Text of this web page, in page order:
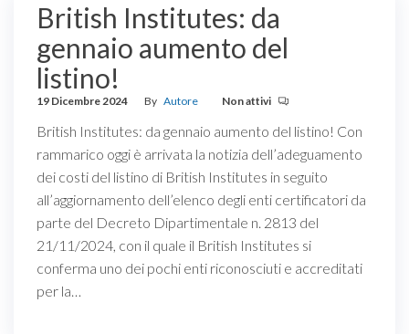
British Institutes: da
gennaio aumento del
listino!
19 Dicembre 2024 By Autore Non attivi
British Institutes: da gennaio aumento del listino! Con
rammarico oggi è arrivata la notizia dell’adeguamento
dei costi del listino di British Institutes in seguito
all’aggiornamento dell’elenco degli enti certificatori da
parte del Decreto Dipartimentale n. 2813 del
21/11/2024, con il quale il British Institutes si
conferma uno dei pochi enti riconosciuti e accreditati
per la…